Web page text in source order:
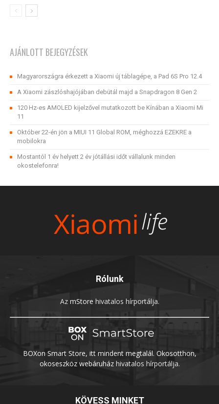
AJÁNLOTT BEJEGYZÉSEK
Magyarországra érkezett a Xiaomi új táblagépe, a Pad 6S Pro 12.4
A Xiaomi zászlóshajójában debütál majd a Snapdragon 8 Gen 2
120 Hz-es AMOLED kijelzővel mutatkozott be Kínában a Xiaomi Mi
11
Október 22-én jön a MIUI 11 Global ROM, méghozzá EZEKRE a
mobilokra
Mostantól 1 év helyett 2 év jótállási időt vállalunk minden
okostelefonra!
Rólunk
Az mStore hivatalos hírportálja.
BOXon Smart Store, itt mindent megtalál. Okosotthon,
okoseszköz webáruházhivatalos hírportálja.
KÖVESS MINKET